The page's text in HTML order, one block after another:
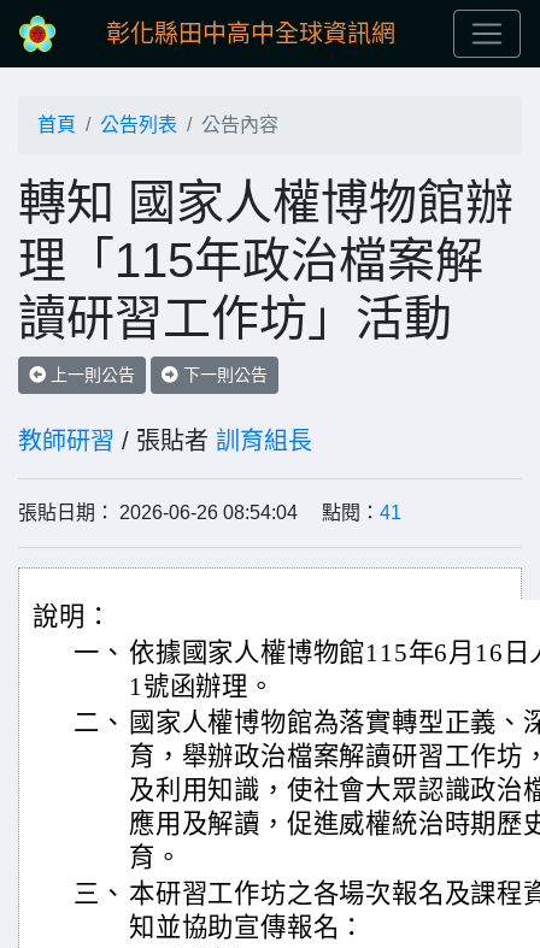
彰化縣田中高中全球資訊網
首頁 公告列表 公告內容
轉知 國家人權博物館辦
理「115年政治檔案解
讀研習工作坊」活動
上一則公告 下一則公告
教師研習 / 張貼者 訓育組長
張貼日期： 2026-06-26 08:54:04 點閱： 41
說明：
一、 依據國家人權博物館115年6月16日
1號函辦理。
二、 國家人權博物館為落實轉型正義、
育，舉辦政治檔案解讀研習工作坊
及利用知識，使社會大眾認識政治
應用及解讀，促進威權統治時期歷
育。
三、 本研習工作坊之各場次報名及課程
知並協助宣傳報名：